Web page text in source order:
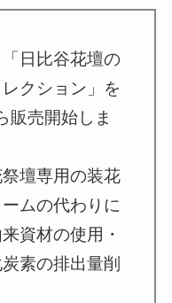
日比谷花壇の
クション」を
販売開始しま
壇専用の装花
ムの代わりに
資材の使用・
素の排出量削